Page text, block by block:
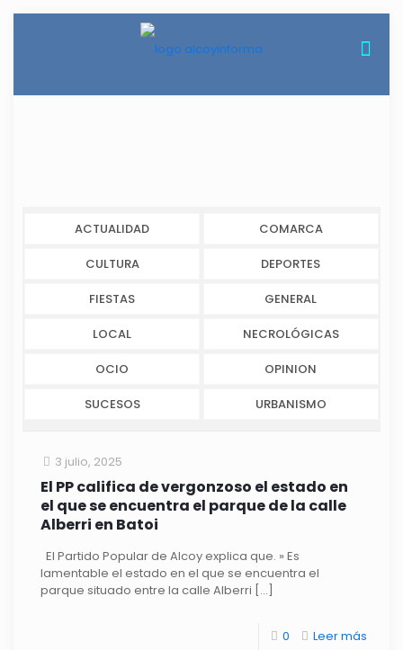
ACTUALIDAD COMARCA
CULTURA DEPORTES
FIESTAS GENERAL
LOCAL NECROLÓGICAS
OCIO OPINION
SUCESOS URBANISMO
3 julio, 2025
El PP califica de vergonzoso el estado en
el que se encuentra el parque de la calle
Alberri en Batoi
El Partido Popular de Alcoy explica que. » Es
lamentable el estado en el que se encuentra el
parque situado entre la calle Alberri […]
0 Leer más